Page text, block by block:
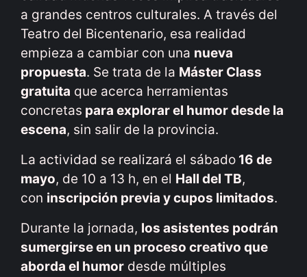
a grandes centros culturales. A través del
Teatro del Bicentenario, esa realidad
empieza a cambiar con una nueva
propuesta. Se trata de la Máster Class
gratuita que acerca herramientas
concretas para explorar el humor desde la
escena, sin salir de la provincia.
La actividad se realizará el sábado 16 de
mayo, de 10 a 13 h, en el Hall del TB,
con inscripción previa y cupos limitados.
Durante la jornada, los asistentes podrán
sumergirse en un proceso creativo que
aborda el humor desde múltiples